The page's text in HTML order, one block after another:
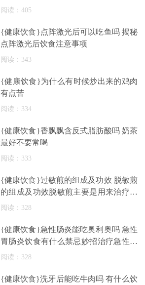
阅读：405
{健康饮食}点阵激光后可以吃鱼吗 揭秘
点阵激光后饮食注意事项
阅读：343
{健康饮食}为什么有时候炒出来的鸡肉
有点苦
阅读：334
{健康饮食}香飘飘含反式脂肪酸吗 奶茶
最好不要常喝
阅读：333
{健康饮食}过敏煎的组成及功效 脱敏煎
的组成及功效脱敏煎主要是用来治疗什
么
阅读：328
{健康饮食}急性肠炎能吃奥利奥吗 急性
胃肠炎饮食有什么禁忌妙招治疗急性肠
胃
阅读：328
{健康饮食}洗牙后能吃牛肉吗 有什么饮